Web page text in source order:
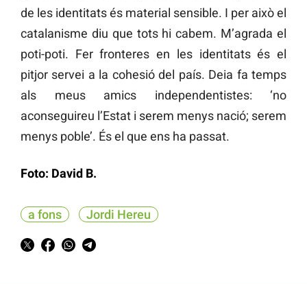
de les identitats és material sensible. I per això el
catalanisme diu que tots hi cabem. M’agrada el
poti-poti. Fer fronteres en les identitats és el
pitjor servei a la cohesió del país. Deia fa temps
als meus amics independentistes: ‘no
aconseguireu l’Estat i serem menys nació; serem
menys poble’. És el que ens ha passat.
Foto: David B.
a fons Jordi Hereu